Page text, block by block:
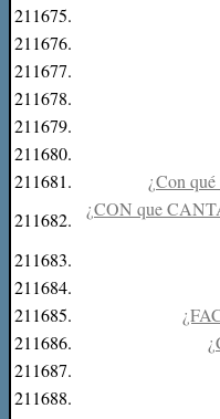
211675.
211676.
211677.
211678.
211679.
211680.
211681.
¿Con
211682.
¿CON que
211683.
211684.
211685.
211686.
211687.
211688.